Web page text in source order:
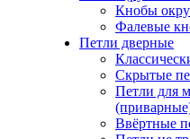
Кнобы
Фалевые
Петли дверные
Скрытые
Петли для
Ввёртные